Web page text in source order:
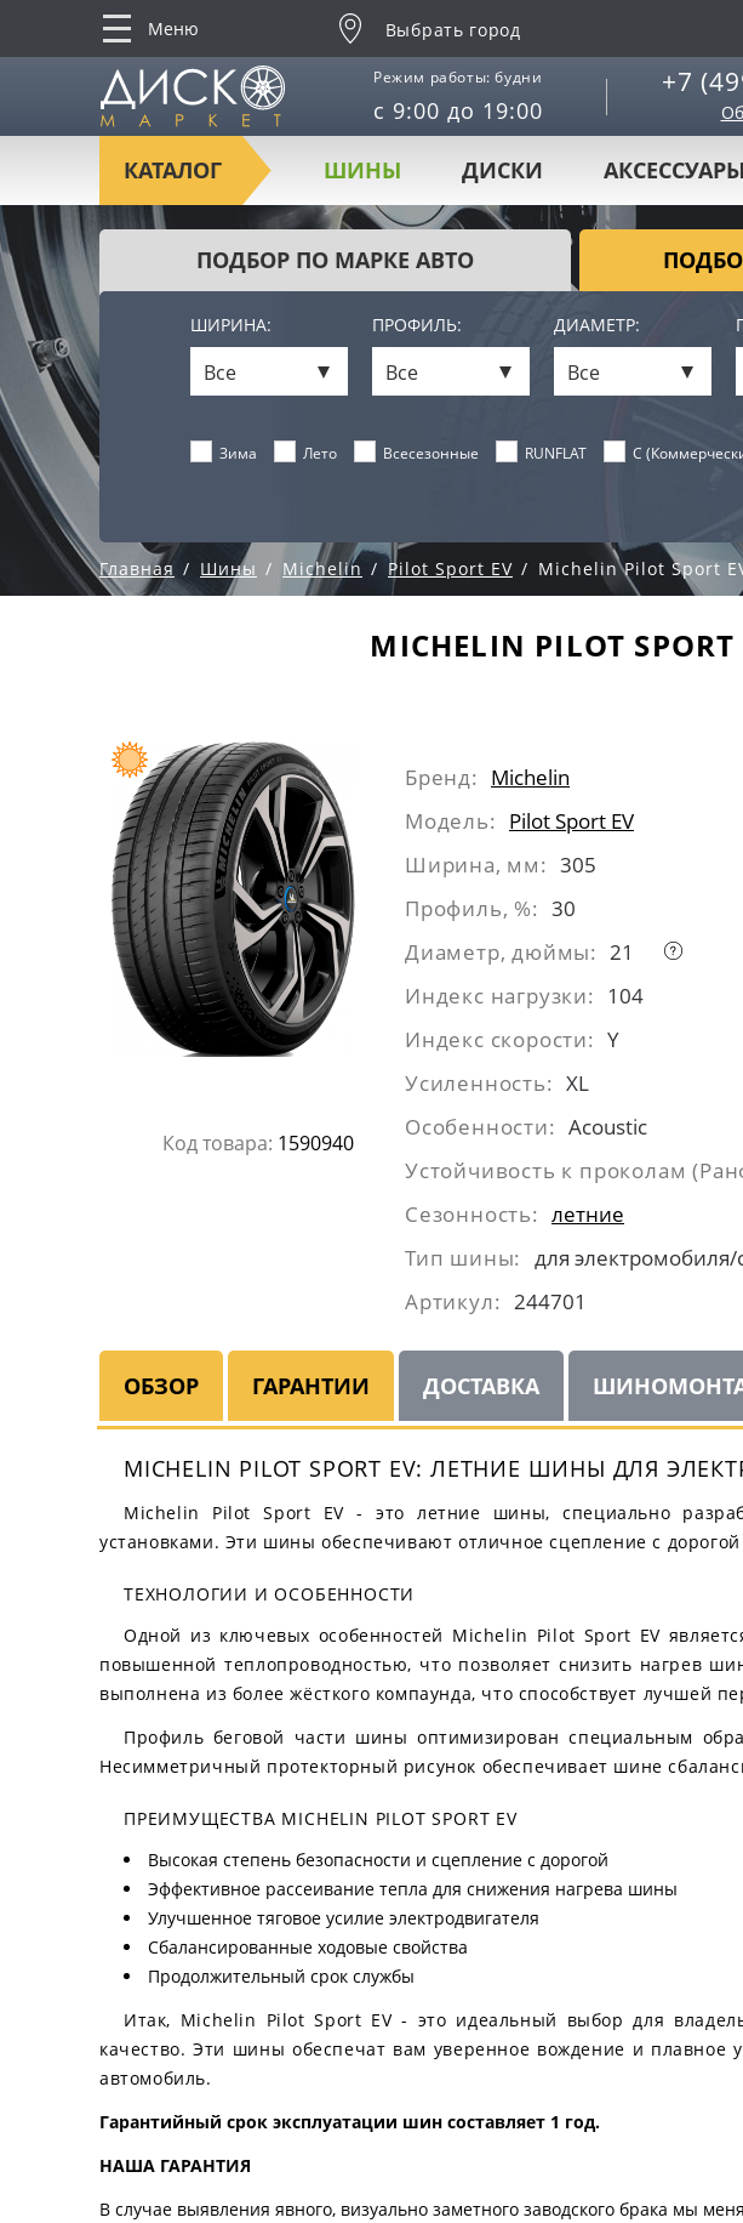
Меню Выбрать город
Режим работы: будни
с 9:00 до 19:00
+7
КАТАЛОГ ШИНЫ ДИСКИ АКСЕССУАРЫ
ПОДБОР ПО МАРКЕ АВТО
ШИРИНА: ПРОФИЛЬ: ДИАМЕТР:
Все Все Все
Зима Лето Всесезонные RUNFLAT C
Главная Шины Michelin Pilot Sport EV Michelin Pilot Sport
MICHELIN PILOT
Код товара: 1590940
Бренд:
Michelin
Модель:
Pilot Sport EV
Ширина, мм: 305
Профиль, %: 30
Диаметр, дюймы: 21
Индекс нагрузки:
104
Индекс скорости: Y
Усиленность: XL
Особенности: Acoustic
Устойчивость к проколам
Сезонность: летние
Тип шины:
для электромобиля/
Артикул: 244701
ОБЗОР ГАРАНТИИ ДОСТАВКА
MICHELIN PILOT SPORT EV: ЛЕТНИЕ ШИНЫ ДЛЯ
Michelin Pilot Sport EV - это летние шины, специально
установками. Эти шины обеспечивают отличное сцепление с
ТЕХНОЛОГИИ И ОСОБЕННОСТИ
Одной из ключевых особенностей Michelin Pilot Sport EV
повышенной теплопроводностью, что позволяет снизить нагрев
выполнена из более жёсткого компаунда, что способствует лучшей
Профиль беговой части шины оптимизирован специальным
Несимметричный протекторный рисунок обеспечивает шине
ПРЕИМУЩЕСТВА MICHELIN PILOT SPORT EV
Высокая степень безопасности и сцепление с дорогой
Эффективное рассеивание тепла для снижения нагрева шины
Улучшенное тяговое усилие электродвигателя
Сбалансированные ходовые свойства
Продолжительный срок службы
Итак, Michelin Pilot Sport EV - это идеальный выбор для
качество. Эти шины обеспечат вам уверенное вождение и
автомобиль.
Гарантийный срок эксплуатации шин составляет 1 год.
НАША ГАРАНТИЯ
В случае выявления явного, визуально заметного заводского брака мы